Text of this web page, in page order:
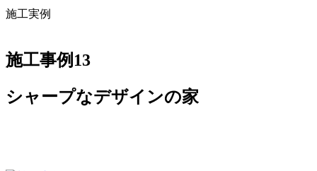
施工実例
施工事例13
シャープなデザインの家